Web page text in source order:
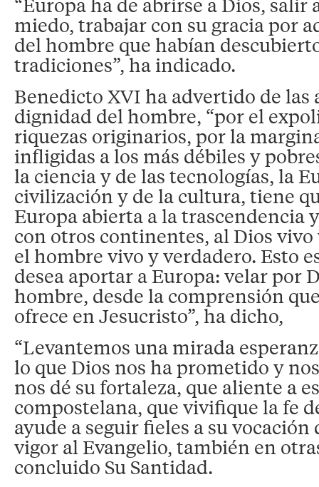
miedo, trabajar con su gracia por
del hombre que habían
tradiciones”, ha indicado.
Benedicto XVI ha advertido de las
dignidad del hombre, “por el
riquezas originarios, por la
infligidas a los más débiles y
la ciencia y de las tecnologías, la
civilización y de la cultura, tiene
Europa abierta a la trascendencia
con otros continentes, al Dios vivo
el hombre vivo y verdadero. Esto
desea aportar a Europa: velar por
hombre, desde la comprensión
ofrece en Jesucristo”, ha dicho,
“Levantemos una mirada
lo que Dios nos ha prometido y
nos dé su fortaleza, que aliente a
compostelana, que vivifique la fe
ayude a seguir fieles a su
vigor al Evangelio, también en
concluido Su Santidad.